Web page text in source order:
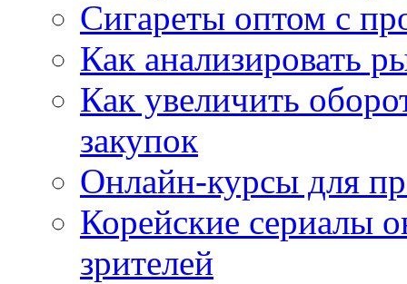
Сигареты оптом с
Как анализировать
Как увеличить
закупок
Онлайн-курсы для
Корейские сериалы
зрителей